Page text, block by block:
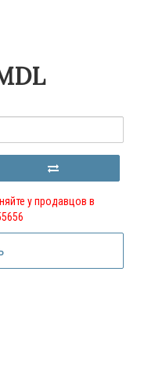
у продавцов в